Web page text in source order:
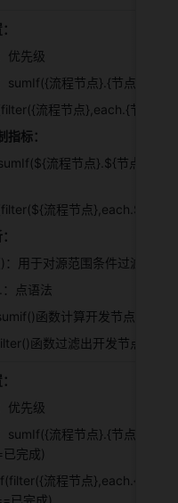
优先级
sumIf({流程节点}.{节点估分
流程节点},each.{节点
指标：
流程节点},each.${节
：用于对源范围条件过滤后，
点语法
函数计算开发节点和测
函数过滤出开发节点和测
优先级
sumIf({流程节点}.{节点估分
完成)
已完成)